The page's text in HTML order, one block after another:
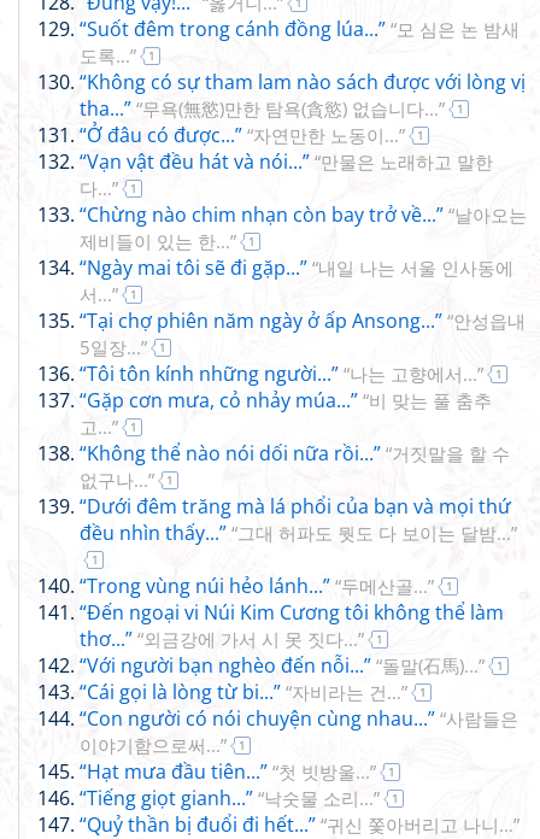
“Suốt đêm trong cánh đồng lúa...” “모 심은 논 밤새
도록...”
1
“Không có sự tham lam nào sách được với lòng vị
tha...” “무욕(無慾)만한 탐욕(貪慾) 없습니다...” 1
“Ở đâu có được...” “자연만한 노동이...” 1
“Vạn vật đều hát và nói...” “만물은 노래하고 말한
다...”
1
“Chừng nào chim nhạn còn bay trở về...” “날아오는
제비들이 있는 한...”
1
“Ngày mai tôi sẽ đi gặp...” “내일 나는 서울 인사동에
서...”
1
“Tại chợ phiên năm ngày ở ấp Ansong...” “안성읍내
5일장...”
1
“Tôi tôn kính những người...” “나는 고향에서...” 1
“Gặp cơn mưa, cỏ nhảy múa...” “비 맞는 풀 춤추
고...”
1
“Không thể nào nói dối nữa rồi...” “거짓말을 할 수
없구나...”
1
“Dưới đêm trăng mà lá phổi của bạn và mọi thứ
đều nhìn thấy...” “그대 허파도 뭣도 다 보이는 달밤...”
1
“Trong vùng núi hẻo lánh...” “두메산골...” 1
“Đến ngoại vi Núi Kim Cương tôi không thể làm
thơ...” “외금강에 가서 시 못 짓다...” 1
“Với người bạn nghèo đến nỗi...” “돌말(石馬)...” 1
“Cái gọi là lòng từ bi...” “자비라는 건...” 1
“Con người có nói chuyện cùng nhau...” “사람들은
이야기함으로써...”
1
“Hạt mưa đầu tiên...” “첫 빗방울...” 1
“Tiếng giọt gianh...” “낙숫물 소리...” 1
“Quỷ thần bị đuổi đi hết...” “귀신 쫓아버리고 나니...”